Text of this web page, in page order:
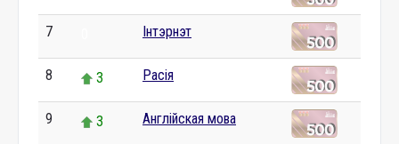
7 Інтэрнэт
8 3 Расія
9 3 Англійская мова